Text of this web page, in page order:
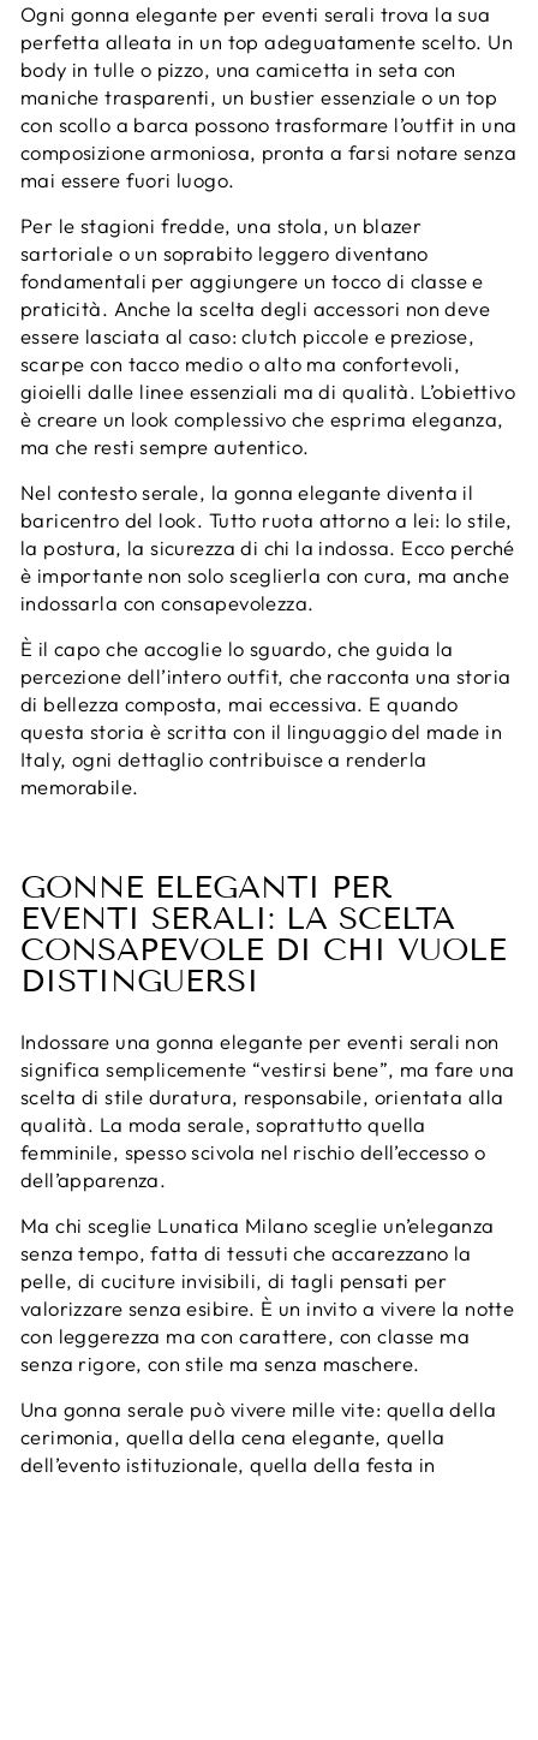
Ogni gonna elegante per eventi serali trova la sua
perfetta alleata in un top adeguatamente scelto. Un
body in tulle o pizzo, una camicetta in seta con
maniche trasparenti, un bustier essenziale o un top
con scollo a barca possono trasformare l’outfit in una
composizione armoniosa, pronta a farsi notare senza
mai essere fuori luogo.
Per le stagioni fredde, una stola, un blazer
sartoriale o un soprabito leggero diventano
fondamentali per aggiungere un tocco di classe e
praticità. Anche la scelta degli accessori non deve
essere lasciata al caso: clutch piccole e preziose,
scarpe con tacco medio o alto ma confortevoli,
gioielli dalle linee essenziali ma di qualità. L’obiettivo
è creare un look complessivo che esprima eleganza,
ma che resti sempre autentico.
Nel contesto serale, la gonna elegante diventa il
baricentro del look. Tutto ruota attorno a lei: lo stile,
la postura, la sicurezza di chi la indossa. Ecco perché
è importante non solo sceglierla con cura, ma anche
indossarla con consapevolezza.
È il capo che accoglie lo sguardo, che guida la
percezione dell’intero outfit, che racconta una storia
di bellezza composta, mai eccessiva. E quando
questa storia è scritta con il linguaggio del made in
Italy, ogni dettaglio contribuisce a renderla
memorabile.
GONNE ELEGANTI PER
EVENTI SERALI: LA SCELTA
CONSAPEVOLE DI CHI VUOLE
DISTINGUERSI
Indossare una gonna elegante per eventi serali non
significa semplicemente “vestirsi bene”, ma fare una
scelta di stile duratura, responsabile, orientata alla
qualità. La moda serale, soprattutto quella
femminile, spesso scivola nel rischio dell’eccesso o
dell’apparenza.
Ma chi sceglie Lunatica Milano sceglie un’eleganza
senza tempo, fatta di tessuti che accarezzano la
pelle, di cuciture invisibili, di tagli pensati per
valorizzare senza esibire. È un invito a vivere la notte
con leggerezza ma con carattere, con classe ma
senza rigore, con stile ma senza maschere.
Una gonna serale può vivere mille vite: quella della
cerimonia, quella della cena elegante, quella
dell’evento istituzionale, quella della festa in